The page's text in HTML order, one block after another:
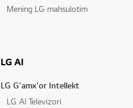
Mening LG mahsulotim
LG AI
LG G'amx'or Intellekt
LG AI Televizori